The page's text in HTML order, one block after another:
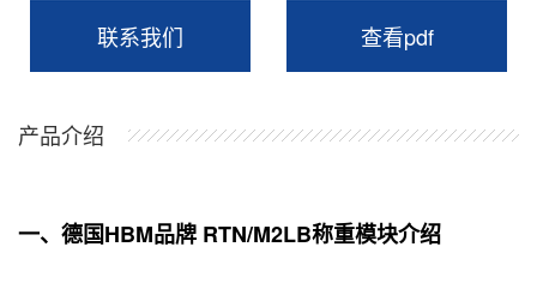
联系我们 查看pdf
产品介绍
一、德国HBM品牌 RTN/M2LB称重模块介绍